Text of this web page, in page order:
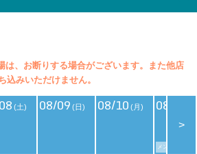
は、お断りする場合がございます。また他店
込みいただけません。
(土) 08/09 (日) 08/10 (月) 08/11
メンバーズデイ
>